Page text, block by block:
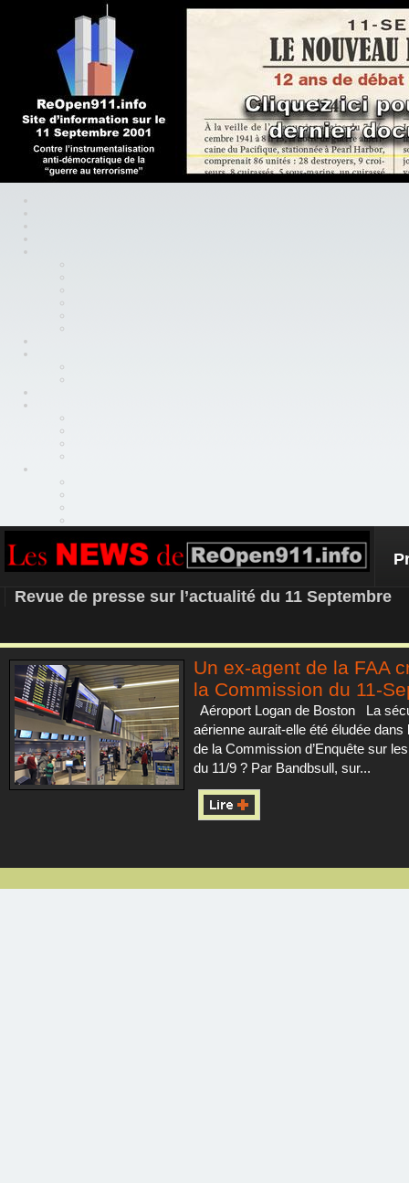
REOPEN911 – NEWS
Revue de presse sur l’actualité du 11 Septembre
Un ex-agent de la FAA
la Commission du 11-
Aéroport Logan de Boston La
aérienne aurait-elle été éludée dans
de la Commission d’Enquête sur
du 11/9 ? Par Bandbsull, sur...